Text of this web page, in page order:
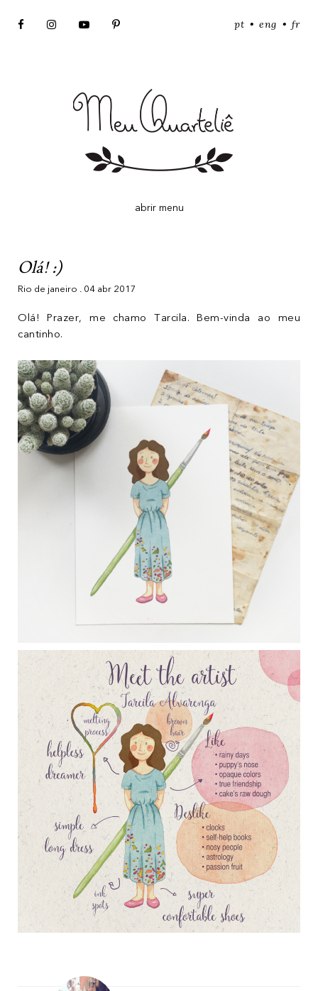
pt • eng • fr
abrir menu
Olá! :)
Rio de janeiro . 04 abr 2017
Olá! Prazer, me chamo Tarcila. Bem-vinda ao meu
cantinho.